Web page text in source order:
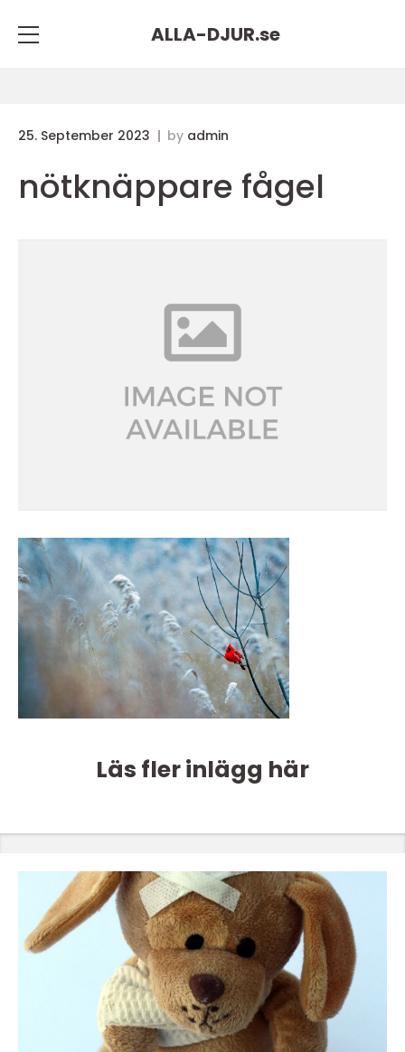
ALLA-DJUR.se
25. September 2023 by admin
nötknäppare fågel
Läs fler inlägg här